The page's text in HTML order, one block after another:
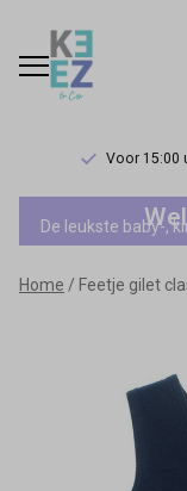
Voor 15:00
Feetje
gilet
classic
Keez&Co
De leukste baby-,
Home Feetje gilet